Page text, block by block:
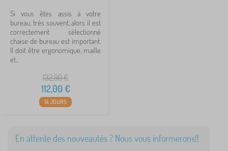
Si vous êtes assis à votre
bureau, très souvent, alors il est
correctement sélectionné
chaise de bureau est important.
Il doit être ergonomique, maille
et...
132,90€
112,00 €
14 JOURS
En attente des nouveautés ? Nous vous informerons!!